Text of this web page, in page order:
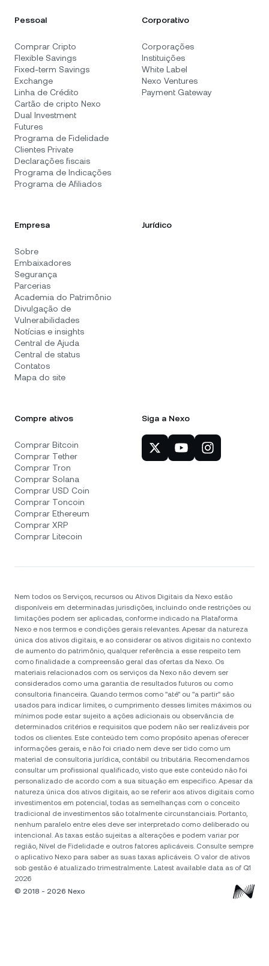
Pessoal
Comprar Cripto
Flexible Savings
Fixed-term Savings
Exchange
Linha de Crédito
Cartão de cripto Nexo
Dual Investment
Futures
Programa de Fidelidade
Clientes Private
Declarações fiscais
Programa de Indicações
Programa de Afiliados
Corporativo
Corporações
Instituições
White Label
Nexo Ventures
Payment Gateway
Empresa
Sobre
Embaixadores
Segurança
Parcerias
Academia do Patrimônio
Divulgação de
Vulnerabilidades
Notícias e insights
Central de Ajuda
Central de status
Contatos
Mapa do site
Jurídico
Compre ativos
Comprar Bitcoin
Comprar Tether
Comprar Tron
Comprar Solana
Comprar USD Coin
Comprar Toncoin
Comprar Ethereum
Comprar XRP
Comprar Litecoin
Siga a Nexo
Nem todos os Serviços, recursos ou Ativos Digitais da Nexo estão
disponíveis em determinadas jurisdições, incluindo onde restrições ou
limitações podem ser aplicadas, conforme indicado na Plataforma
Nexo e nos termos e condições gerais relevantes. Apesar da natureza
única dos ativos digitais, e ao considerar os ativos digitais no contexto
de aumento do patrimônio, qualquer referência a esse respeito tem
como finalidade a compreensão geral das ofertas da Nexo. Os
materiais relacionados com os serviços da Nexo não devem ser
considerados como uma garantia de resultados futuros ou como
consultoria financeira. Quando termos como "até" ou "a partir" são
usados para indicar limites, o cumprimento desses limites máximos ou
mínimos pode estar sujeito a ações adicionais ou observância de
determinados critérios e requisitos que podem não ser realizáveis por
todos os clientes. Este conteúdo tem como propósito apenas oferecer
informações gerais, e não foi criado nem deve ser tido como um
material de consultoria jurídica, contábil ou tributária. Recomendamos
consultar um profissional qualificado, visto que este conteúdo não foi
personalizado de acordo com a sua situação em especifico. Apesar da
natureza única dos ativos digitais, ao se referir aos ativos digitais como
investimentos em potencial, todas as semelhanças com o conceito
tradicional de investimentos são totalmente circunstanciais. Portanto,
nenhum paralelo entre eles deve ser interpretado como deliberado ou
intencional. As taxas estão sujeitas a alterações e podem variar por
região, Nível de Fidelidade e outros fatores aplicáveis. Consulte sempre
o aplicativo Nexo para saber as suas taxas aplicáveis. O valor de ativos
sob gestão é atualizado trimestralmente. Latest available data as of Q1
2026
© 2018 - 2026 Nexo